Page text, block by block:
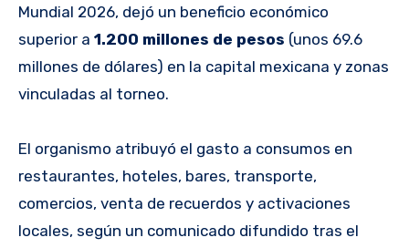
Mundial 2026, dejó un beneficio económico
superior a 1.200 millones de pesos (unos 69.6
millones de dólares) en la capital mexicana y zonas
vinculadas al torneo.
El organismo atribuyó el gasto a consumos en
restaurantes, hoteles, bares, transporte,
comercios, venta de recuerdos y activaciones
locales, según un comunicado difundido tras el